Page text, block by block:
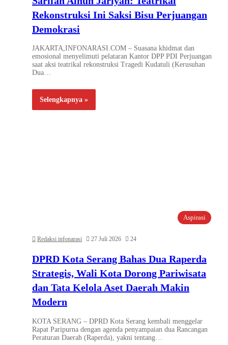
Rekonstruksi Ini Saksi Bisu Perjuangan
Demokrasi
JAKARTA,INFONARASI.COM – Suasana khidmat dan
emosional menyelimuti pelataran Kantor DPP PDI Perjuangan
saat aksi teatrikal rekonstruksi Tragedi Kudatuli (Kerusuhan
Dua…
Selengkapnya »
Aspirasi
Redaksi infonarasi 27 Juli 2026 24
DPRD Kota Serang Bahas Dua Raperda
Strategis, Wali Kota Dorong Pariwisata
dan Tata Kelola Aset Daerah Makin
Modern
KOTA SERANG – DPRD Kota Serang kembali menggelar
Rapat Paripurna dengan agenda penyampaian dua Rancangan
Peraturan Daerah (Raperda), yakni tentang…